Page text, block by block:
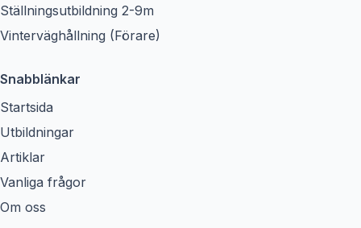
Ställningsutbildning 2-9m
Vinterväghållning (Förare)
Snabblänkar
Startsida
Utbildningar
Artiklar
Vanliga frågor
Om oss